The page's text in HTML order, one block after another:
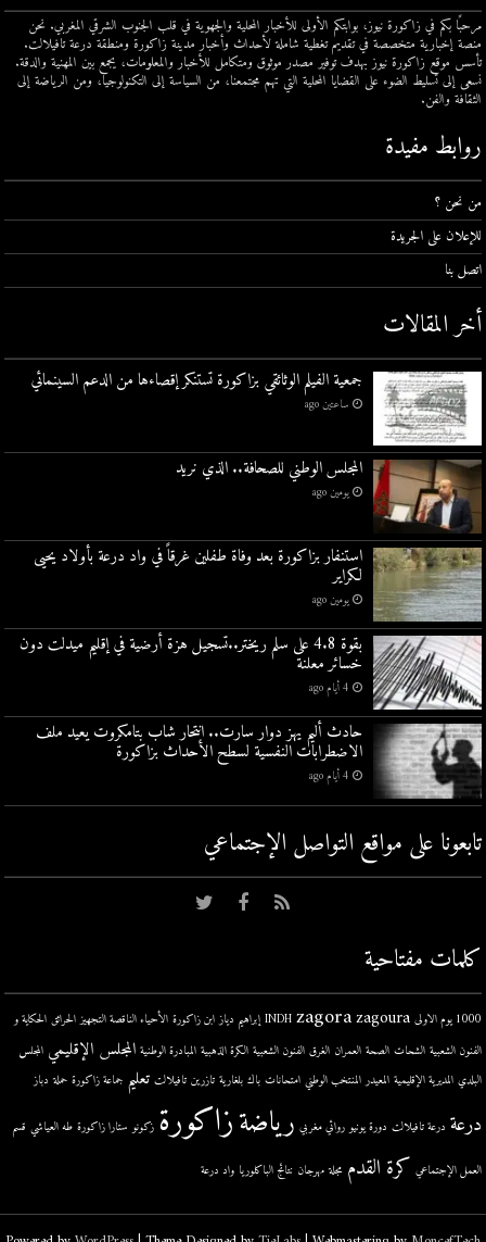
مرحبًا بكم في زاكورة نيوز، بوابتكم الأولى للأخبار المحلية والجهوية في قلب الجنوب الشرقي المغربي. نحن
منصة إخبارية متخصصة في تقديم تغطية شاملة لأحداث وأخبار مدينة زاكورة ومنطقة درعة تافيلالت.
تأسس موقع زاكورة نيوز بهدف توفير مصدر موثوق ومتكامل للأخبار والمعلومات، يجمع بين المهنية والدقة.
نسعى إلى تسليط الضوء على القضايا المحلية التي تهم مجتمعنا، من السياسة إلى التكنولوجيا، ومن الرياضة إلى
الثقافة والفن.
روابط مفيدة
من نحن ؟
للإعلان على الجريدة
اتصل بنا
أخر المقالات
جمعية الفيلم الوثائقي بزاكورة تستنكر إقصاءها من الدعم السينمائي
ساعتين ago
المجلس الوطني للصحافة.. الذي نريد
يومين ago
استنفار بزاكورة بعد وفاة طفلين غرقاً في واد درعة بأولاد يحيى
لكراير
يومين ago
بقوة 4.8 على سلم ريختر..تسجيل هزة أرضية في إقليم ميدلت دون
خسائر معلنة
4 أيام ago
حادث أليم يهز دوار سارت.. انتحار شاب بتامكروت يعيد ملف
الاضطرابات النفسية لسطح الأحداث بزاكورة
4 أيام ago
تابعونا على مواقع التواصل اﻹجتماعي
كلمات مفتاحية
1000 يوم الاولى INDH zagora zagoura إبراهيم دياز ابن زاكورة الأحياء الناقصة التجهيز الحرائق الحكاية و
الفنون الشعبية الشحات الصحة العمران الغرق الفنون الشعبية الكرة الذهبية المبادرة الوطنية المجلس الإقليمي المجلس
البلدي المديرية الإقليمية المعيدر المنتخب الوطني امتحانات باك بلغارية تازرين تافيلالت تعليم جماعة زاكورة حملة دباز
درعة درعة تافيلالت دورة يونيو روائي مغربي رياضةزاكورة زكونو ستارا زاكورة طه العياشي قسم
العمل الإجتماعي كرة القدم مجلة مهرجان نتائج الباكلوريا واد درعة